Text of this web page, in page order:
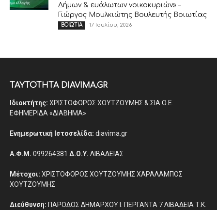
Δήμων & ευάλωτων νοικοκυριών» –
Γιώργος Μουλκιώτης Βουλευτής Βοιωτίας
ΒΟΙΩΤΙΑ 17 Ιουλίου, 2026
ΤΑΥΤΟΤΗΤΑ DIAVIMA.GR
Ιδιοκτήτης: ΧΡΙΣΤΟΦΟΡΟΣ ΧΟΥΤΖΟΥΜΗΣ & ΣΙΑ Ο.Ε.
ΕΦΗΜΕΡΙΔΑ «ΔΙΑΒΗΜΑ»
Ενημερωτική Ιστοσελίδα: diavima.gr
Α.Φ.Μ. 099264381 Δ.Ο.Υ. ΛΙΒΑΔΕΙΑΣ
Μέτοχοι: ΧΡΙΣΤΟΦΟΡΟΣ ΧΟΥΤΖΟΥΜΗΣ ΧΑΡΑΛΑΜΠΟΣ
ΧΟΥΤΖΟΥΜΗΣ
Διεύθυνση: ΠΑΡΟΔΟΣ ΔΗΜΑΡΧΟΥ Ι. ΠΕΡΓΑΝΤΑ 7 ΛΙΒΑΔΕΙΑ Τ.Κ.